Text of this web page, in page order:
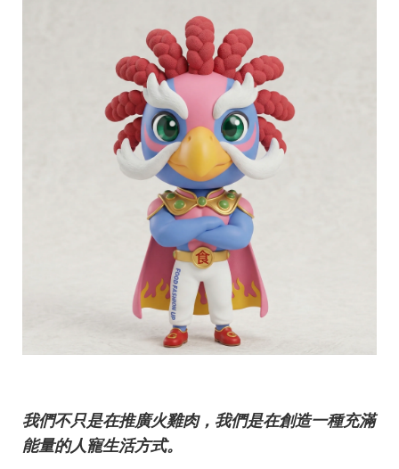
我們不只是在推廣火雞肉，我們是在創造一種充滿
能量的人寵生活方式。